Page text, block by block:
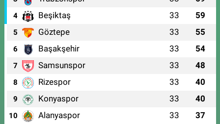
4 Beşiktaş 33 59
5 Göztepe 33 55
6 Başakşehir 33 54
7 Samsunspor 33 48
8 Rizespor 33 40
9 Konyaspor 33 40
10 Alanyaspor 33 37